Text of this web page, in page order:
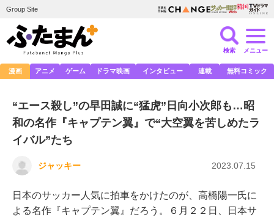
Group Site
検索 メニュー
漫画 アニメ ゲーム ドラマ映画 インタビュー 連載 無料コミック
“エース殺し”の早田誠に“猛虎”日向小次郎も…昭
和の名作『キャプテン翼』で“大空翼を苦しめたラ
イバル”たち
ジャッキー 2023.07.15
日本のサッカー人気に拍車をかけたのが、高橋陽一氏に
よる名作『キャプテン翼』だろう。６月２２日、日本サ